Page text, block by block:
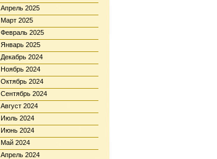
Апрель 2025
Март 2025
Февраль 2025
Январь 2025
Декабрь 2024
Ноябрь 2024
Октябрь 2024
Сентябрь 2024
Август 2024
Июль 2024
Июнь 2024
Май 2024
Апрель 2024